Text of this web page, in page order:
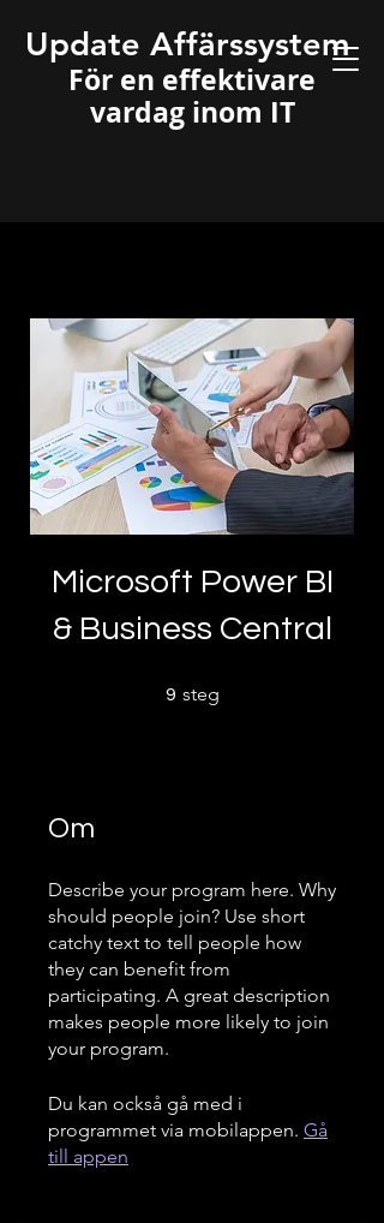
Update Affärssystem
För en effektivare
vardag inom IT
Microsoft Power BI
& Business Central
9 steg
Om
Describe your program here. Why
should people join? Use short
catchy text to tell people how
they can benefit from
participating. A great description
makes people more likely to join
your program.
Du kan också gå med i
programmet via mobilappen. Gå
till appen